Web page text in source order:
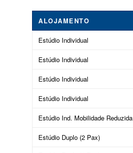
ALOJAMENTO
Estúdio Individual
Estúdio Individual
Estúdio Individual
Estúdio Individual
Estúdio Ind. Mobilidade Reduzida
Estúdio Duplo (2 Pax)